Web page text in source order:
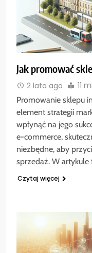
Jak promować
2 lata ago 11
Promowanie sklepu
element strategii
wpłynąć na jego
e-commerce,
niezbędne, aby
sprzedaż. W
Czytaj więcej